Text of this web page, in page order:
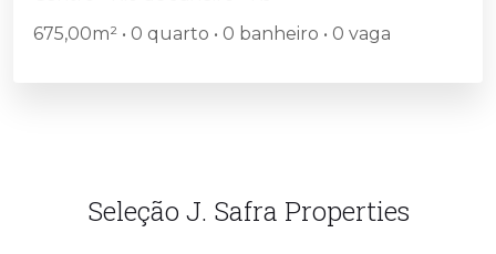
675,00m² • 0 quarto • 0 banheiro • 0 vaga
Seleção J. Safra Properties